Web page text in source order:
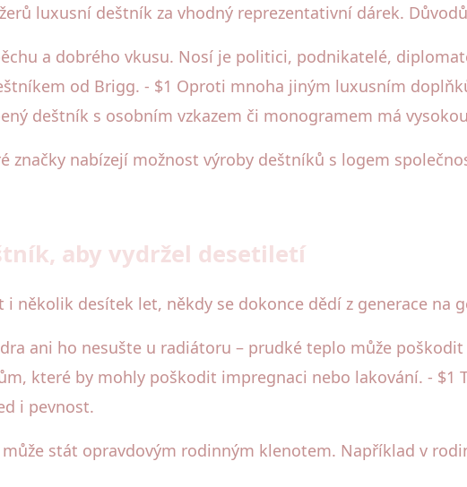
luxusní deštník za vhodný reprezentativní dárek.
a dobrého vkusu. Nosí je politici, podnikatelé,
od Brigg. - $1 Oproti mnoha jiným luxusním
deštník s osobním vzkazem či monogramem má
značky nabízejí možnost výroby deštníků s logem
aby vydržel desetiletí
několik desítek let, někdy se dokonce dědí z generace na
ani ho nesušte u radiátoru – prudké teplo může
které by mohly poškodit impregnaci nebo lakování. - $1
i pevnost.
stát opravdovým rodinným klenotem. Například v